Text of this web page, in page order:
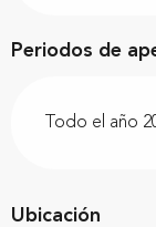
Periodos de
Todo el año
Ubicación